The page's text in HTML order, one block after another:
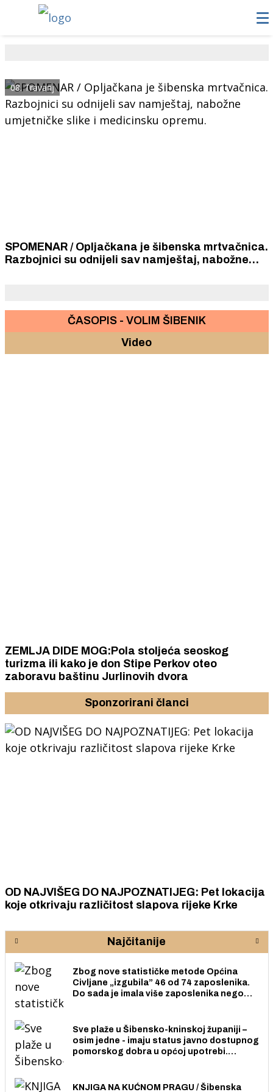
08. Travanj
SPOMENAR / Opljačkana je šibenska mrtvačnica.
Razbojnici su odnijeli sav namještaj, nabožne
ČASOPIS - VOLIM ŠIBENIK
Video
ZEMLJA DIDE MOG:Pola stoljeća seoskog
turizma ili kako je don Stipe Perkov oteo
zaboravu baštinu Jurlinovih dvora
Sponzorirani članci
OD NAJVIŠEG DO NAJPOZNATIJEG: Pet lokacija
koje otkrivaju različitost slapova rijeke Krke
Najčitanije
Zbog nove statističke metode Općina
Civljane „izgubila” 46 od 74 zaposlenika.
Do sada je imala više zaposlenika nego
Sve plaže u Šibensko-kninskoj županiji –
osim jedne - imaju status javno dostupnog
pomorskog dobra u općoj upotrebi.
KNJIGA NA KUĆNOM PRAGU / Šibenska